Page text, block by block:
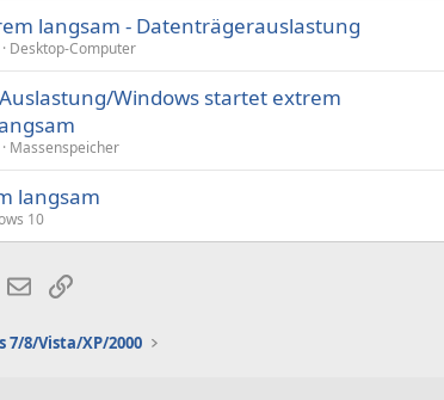
langsam - Datenträgerauslastung
Desktop-Computer
Windows startet extrem
Massenspeicher
langsam
10
E-MailLink
7/8/Vista/XP/2000